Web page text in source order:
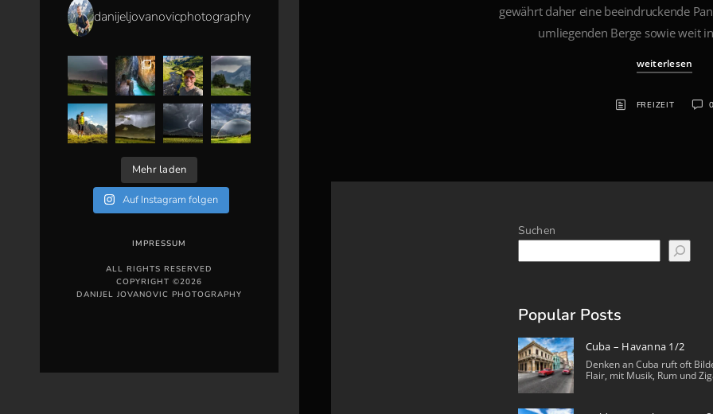
danijeljovanovicphotography
Mehr laden
Auf Instagram folgen
IMPRESSUM
ALL RIGHTS RESERVED
COPYRIGHT ©2026
DANIJEL JOVANOVIC PHOTOGRAPHY
gewährt daher eine beeindruckende
umliegenden Berge sowie weit
weiterlesen
FREIZEIT 0
Suchen
Popular Posts
Cuba – Havanna 1/2
Denken an Cuba ruft oft
Flair, mit Musik, Rum und